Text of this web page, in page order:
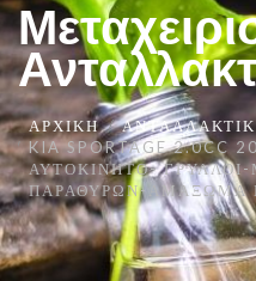
ΑΡΧΙΚΉ
KIA SPORTAGE 2.0CC
ΑΥΤΟΚΊΝΗΤΟ-
ΠΑΡΑΘΎΡΩΝ-ΑΜΆΞΩΜΑ